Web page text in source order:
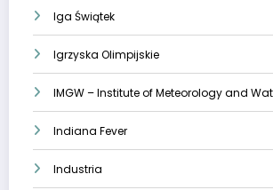
Iga Świątek
Igrzyska Olimpijskie
IMGW – Institute of Meteorology and
Indiana Fever
Industria